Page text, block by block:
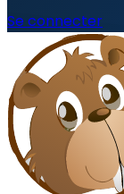
Se connecter